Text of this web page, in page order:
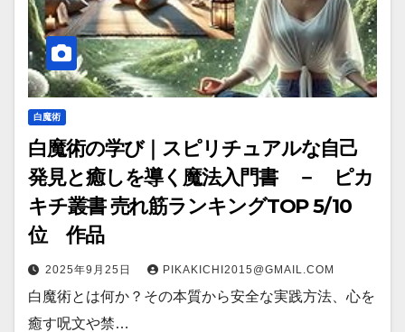
白魔術
白魔術の学び｜スピリチュアルな自己
発見と癒しを導く魔法入門書 － ピカ
キチ叢書 売れ筋ランキングTOP 5/10
位 作品
2025年9月25日 PIKAKICHI2015@GMAIL.COM
白魔術とは何か？その本質から安全な実践方法、心を
癒す呪文や禁…